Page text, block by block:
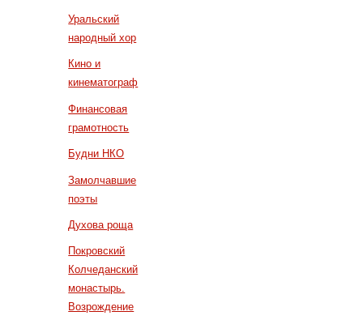
Уральский
народный хор
Кино и
кинематограф
Финансовая
грамотность
Будни НКО
Замолчавшие
поэты
Духова роща
Покровский
Колчеданский
монастырь.
Возрождение